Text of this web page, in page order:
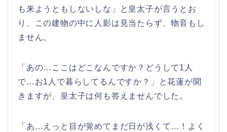
も来ようともしないしな」と皇太子が言うとお
り、この建物の中に人影は見当たらず、物音もし
ません。
「あの…ここはどこなんですか？どうして1人
で…お1人で暮らしてるんですか？」と花蓮が聞
きますが、皇太子は何も答えませんでした。
「あ…えっと目が覚めてまだ日が浅くて…！よく